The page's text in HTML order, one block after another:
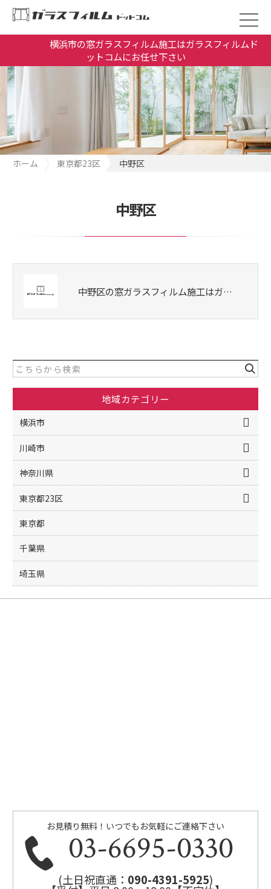
横浜市の窓ガラスフィルム施工はガラスフィルムド
ットコムにお任せ下さい
ホーム 東京都23区 中野区
中野区
中野区の窓ガラスフィルム施工はガ…
地域カテゴリー
横浜市
川崎市
神奈川県
東京都23区
東京都
千葉県
埼玉県
お見積り無料！いつでもお気軽にご連絡下さい
03-6695-0330
(土日祝直通： 090-4391-5925)